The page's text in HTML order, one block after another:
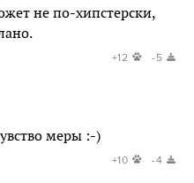
не по-хипстерски,
+12 -5
меры :-)
+10 -4